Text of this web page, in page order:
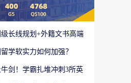
级长线规划+外籍文书高端
学软实力如何加强？
牛剑！学霸扎堆冲刺3所英